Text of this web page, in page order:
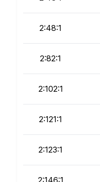
2:48:1
2:82:1
2:102:1
2:121:1
2:123:1
2:146:1